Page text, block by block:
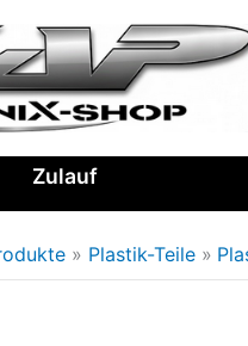
Zulauf
Plastik-Teile